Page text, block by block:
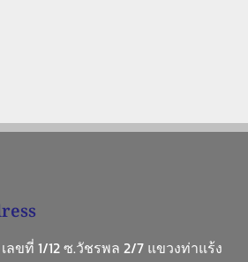
เลขที่ 1/12 ซ.วัชรพล 2/7 แขวงท่าแร้ง